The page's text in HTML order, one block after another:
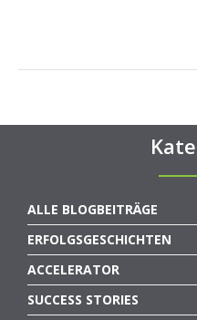
ALLE BLOGBEITRÄGE
ERFOLGSGESCHICHTEN
ACCELERATOR
SUCCESS STORIES